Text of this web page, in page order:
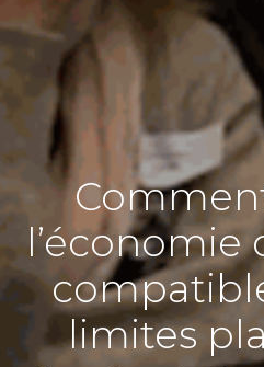
l’économie
limites